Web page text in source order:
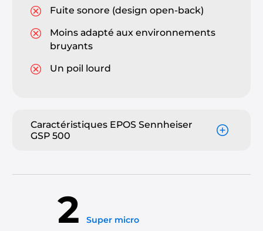
Fuite sonore (design open-back)
Moins adapté aux environnements
bruyants
Un poil lourd
Caractéristiques EPOS Sennheiser
GSP 500
2 Super micro